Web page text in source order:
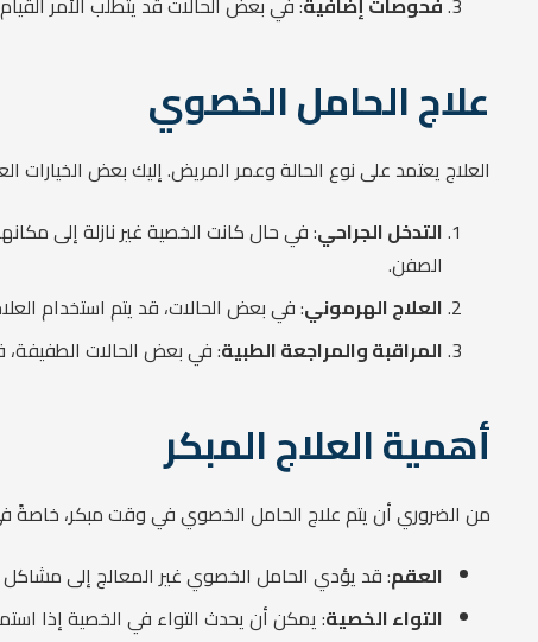
علاج الحامل الخصوي
العلاج يعتمد على نوع الحالة وعمر المريض. إليك بعض الخيارات
التدخل الجراحي: في حال كانت الخصية غير نازلة إلى
الصفن.
العلاج الهرموني: في بعض الحالات، قد يتم استخدام
المراقبة والمراجعة الطبية: في بعض الحالات الطفيفة،
أهمية العلاج المبكر
من الضروري أن يتم علاج الحامل الخصوي في وقت مبكر، خاصةً
العقم: قد يؤدي الحامل الخصوي غير المعالج إلى مشاكل
التواء الخصية: يمكن أن يحدث التواء في الخصية إذا